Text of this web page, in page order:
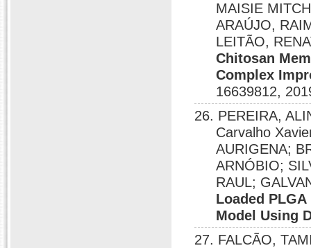
MAISIE
ARAÚJO,
LEITÃO,
Chitosan
Complex
16639812,
26. PEREIRA,
Carvalho
AURIGENA;
ARNÓBIO;
RAUL;
Loaded
Model Using
27. FALCÃO,